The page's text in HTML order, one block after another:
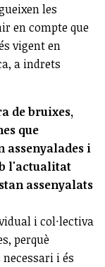
les
en compte que
vigent en
a indrets
de bruixes,
que
assenyalades i
l'actualitat
assenyalats
i col·lectiva
perquè
i és